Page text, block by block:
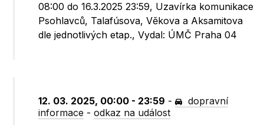
08:00 do 16.3.2025 23:59, Uzavírka komunikace
Psohlavců, Talafúsova, Věkova a Aksamitova
dle jednotlivých etap., Vydal: ÚMČ Praha 04
12. 03. 2025, 00:00 - 23:59 -
dopravní
informace -odkaz na událost